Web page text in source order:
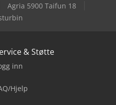
Agria 5900 Taifun 18
& Støtte
inn
Hjelp